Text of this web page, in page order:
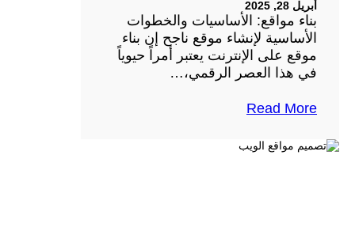
أبريل 28, 2025
بناء مواقع: الأساسيات والخطوات
الأساسية لإنشاء موقع ناجح إن بناء
موقع على الإنترنت يعتبر أمراً حيوياً
في هذا العصر الرقمي،…
Read More